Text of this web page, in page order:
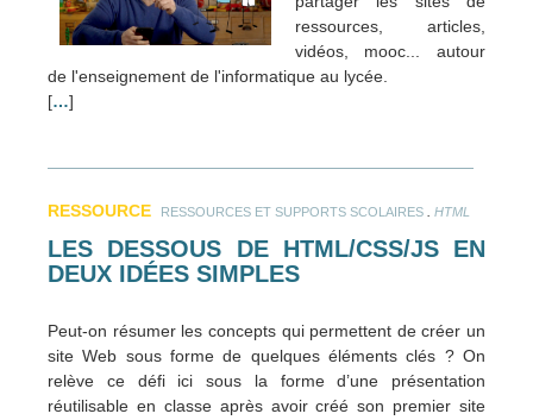
ressources, articles,
vidéos, mooc... autour
de l'enseignement de l'informatique au lycée.
[…]
RESSOURCE RESSOURCES ET SUPPORTS SCOLAIRES HTML
LES DESSOUS DE HTML/CSS/JS EN
DEUX IDÉES SIMPLES
Peut-on résumer les concepts qui permettent de créer un
site Web sous forme de quelques éléments clés ? On
relève ce défi ici sous la forme d’une présentation
réutilisable en classe après avoir créé son premier site